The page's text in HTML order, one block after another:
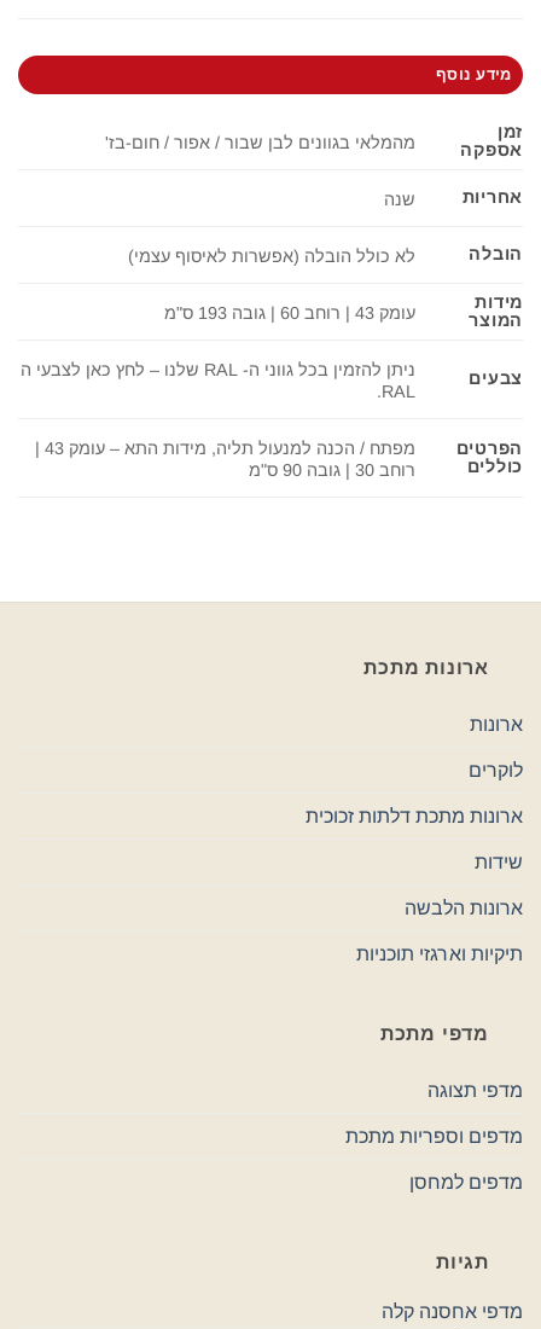
מידע נוסף
זמן
אספקה
מהמלאי בגוונים לבן שבור / אפור / חום-בז'
אחריות שנה
הובלה לא כולל הובלה (אפשרות לאיסוף עצמי)
מידות
המוצר
עומק 43 | רוחב 60 | גובה 193 ס"מ
צבעים
ניתן להזמין בכל גווני ה- RAL שלנו – לחץ כאן לצבעי ה
RAL.
הפרטים
כוללים
מפתח / הכנה למנעול תליה, מידות התא – עומק 43 |
רוחב 30 | גובה 90 ס"מ
ארונות מתכת
ארונות
לוקרים
ארונות מתכת דלתות זכוכית
שידות
ארונות הלבשה
תיקיות וארגזי תוכניות
מדפי מתכת
מדפי תצוגה
מדפים וספריות מתכת
מדפים למחסן
תגיות
מדפי אחסנה קלה